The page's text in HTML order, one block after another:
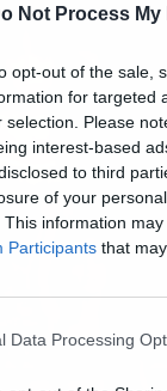
Not Process
opt-out of the sale,
for targeted
selection. Please
interest-based
to third
of your
This information
Participants that
Data Processing